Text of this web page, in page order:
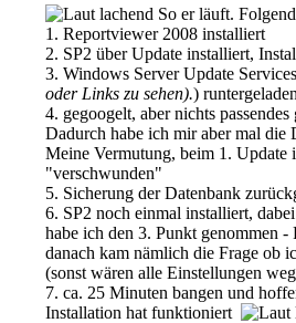
So er läuft.
1. Reportviewer 2008 installiert
2. SP2 über Update installiert,
3. Windows Server Update
oder Links zu sehen).)
4. gegoogelt, aber nichts
Dadurch habe ich mir aber mal die
Meine Vermutung, beim 1. Update
"verschwunden"
5. Sicherung der Datenbank
6. SP2 noch einmal installiert,
habe ich den 3. Punkt genommen
danach kam nämlich die Frage ob
(sonst wären alle Einstellungen
7. ca. 25 Minuten bangen und
Installation hat funktioniert